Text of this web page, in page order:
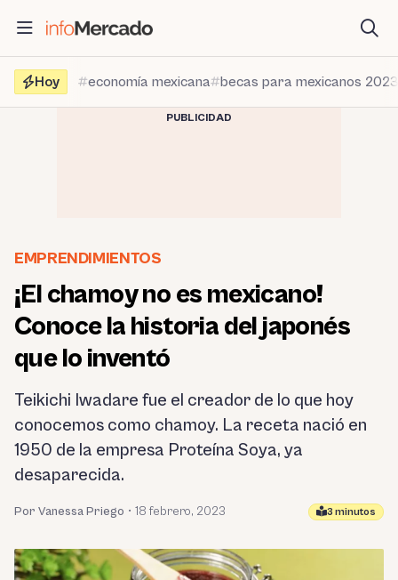
contenido
Hoy
economía mexicana becas para mexicanos 2023
PUBLICIDAD
EMPRENDIMIENTOS
¡El chamoy no es mexicano!
Conoce la historia del japonés
que lo inventó
Teikichi Iwadare fue el creador de lo que hoy
conocemos como chamoy. La receta nació en
1950 de la empresa Proteína Soya, ya
desaparecida.
Por Vanessa Priego • 18 febrero, 2023 3 minutos